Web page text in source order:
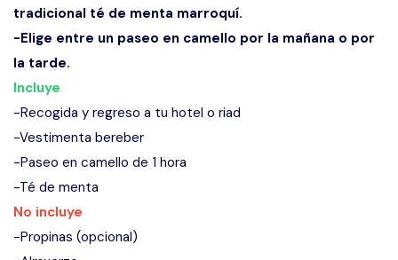
tradicional té de menta marroquí.
-Elige entre un paseo en camello por la mañana o por
la tarde.
Incluye
-Recogida y regreso a tu hotel o riad
-Vestimenta bereber
-Paseo en camello de 1 hora
-Té de menta
No incluye
-Propinas (opcional)